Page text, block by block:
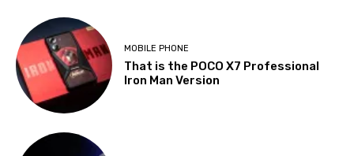
MOBILE PHONE
That is the POCO X7 Professional
Iron Man Version